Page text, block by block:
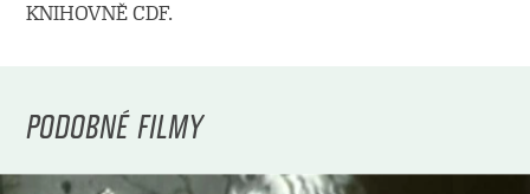
KNIHOVNĚ CDF.
PODOBNÉ FILMY